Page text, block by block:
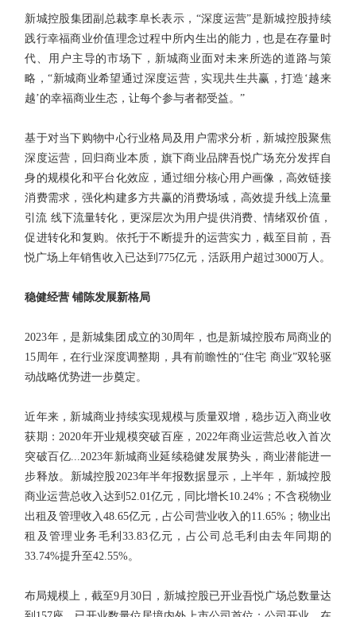
新城控股集团副总裁李阜长表示，“深度运营”是新城控股持续
践行幸福商业价值理念过程中所内生出的能力，也是在存量时
代、用户主导的市场下，新城商业面对未来所选的道路与策
略，“新城商业希望通过深度运营，实现共生共赢，打造‘越来
越’的幸福商业生态，让每个参与者都受益。”
基于对当下购物中心行业格局及用户需求分析，新城控股聚焦
深度运营，回归商业本质，旗下商业品牌吾悦广场充分发挥自
身的规模化和平台化效应，通过细分核心用户画像，高效链接
消费需求，强化构建多方共赢的消费场域，高效提升线上流量
引流 线下流量转化，更深层次为用户提供消费、情绪双价值，
促进转化和复购。依托于不断提升的运营实力，截至目前，吾
悦广场上年销售收入已达到775亿元，活跃用户超过3000万人。
稳健经营 铺陈发展新格局
2023年，是新城集团成立的30周年，也是新城控股布局商业的
15周年，在行业深度调整期，具有前瞻性的“住宅 商业”双轮驱
动战略优势进一步奠定。
近年来，新城商业持续实现规模与质量双增，稳步迈入商业收
获期：2020年开业规模突破百座，2022年商业运营总收入首次
突破百亿...2023年新城商业延续稳健发展势头，商业潜能进一
步释放。新城控股2023年半年报数据显示，上半年，新城控股
商业运营总收入达到52.01亿元，同比增长10.24%；不含税物业
出租及管理收入48.65亿元，占公司营业收入的11.65%；物业出
租及管理业务毛利33.83亿元，占公司总毛利由去年同期的
33.74%提升至42.55%。
布局规模上，截至9月30日，新城控股已开业吾悦广场总数量达